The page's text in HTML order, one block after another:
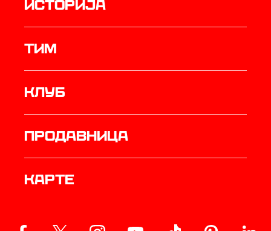
историја
ТИМ
Клуб
продавница
Карте